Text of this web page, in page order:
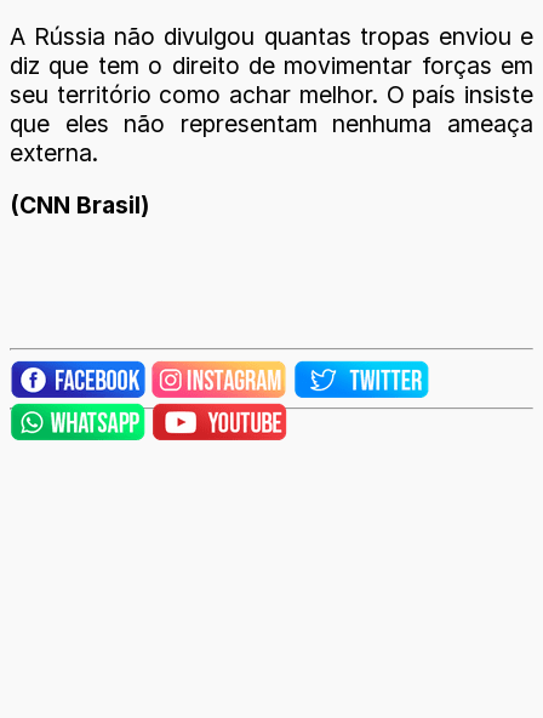
A Rússia não divulgou quantas tropas enviou e
diz que tem o direito de movimentar forças em
seu território como achar melhor. O país insiste
que eles não representam nenhuma ameaça
externa.
(CNN Brasil)